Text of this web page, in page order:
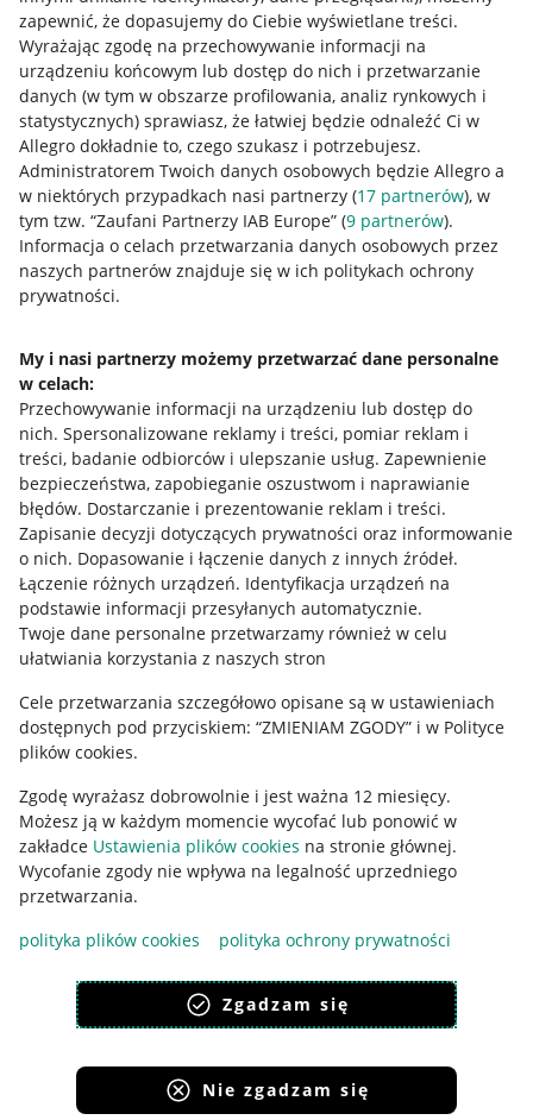
zapewnić, że dopasujemy do Ciebie wyświetlane treści.
Wyrażając zgodę na przechowywanie informacji na
urządzeniu końcowym lub dostęp do nich i przetwarzanie
danych (w tym w obszarze profilowania, analiz rynkowych i
statystycznych) sprawiasz, że łatwiej będzie odnaleźć Ci w
Allegro dokładnie to, czego szukasz i potrzebujesz.
Administratorem Twoich danych osobowych będzie Allegro a
w niektórych przypadkach nasi partnerzy (17 partnerów), w
tym tzw. “Zaufani Partnerzy IAB Europe” (9 partnerów).
Informacja o celach przetwarzania danych osobowych przez
naszych partnerów znajduje się w ich politykach ochrony
prywatności.
My i nasi partnerzy możemy przetwarzać dane personalne
w celach:
Przechowywanie informacji na urządzeniu lub dostęp do
nich. Spersonalizowane reklamy i treści, pomiar reklam i
treści, badanie odbiorców i ulepszanie usług. Zapewnienie
bezpieczeństwa, zapobieganie oszustwom i naprawianie
błędów. Dostarczanie i prezentowanie reklam i treści.
Zapisanie decyzji dotyczących prywatności oraz informowanie
o nich. Dopasowanie i łączenie danych z innych źródeł.
Łączenie różnych urządzeń. Identyfikacja urządzeń na
podstawie informacji przesyłanych automatycznie.
Twoje dane personalne przetwarzamy również w celu
ułatwiania korzystania z naszych stron
Cele przetwarzania szczegółowo opisane są w ustawieniach
dostępnych pod przyciskiem: “ZMIENIAM ZGODY” i w Polityce
plików cookies.
Zgodę wyrażasz dobrowolnie i jest ważna 12 miesięcy.
Możesz ją w każdym momencie wycofać lub ponowić w
zakładce Ustawienia plików cookies na stronie głównej.
Wycofanie zgody nie wpływa na legalność uprzedniego
przetwarzania.
polityka plików cookies
polityka ochrony prywatności
Zgadzam się
Nie zgadzam się
Przydatne informacje
Jak to działa
Allegro Gadane dla sprzedających
Allegro Gadane dla kupujących
Mapa miejscowości
Informacje prawne
Regulamin
Polityka plików "cookies"
Ustawienia plików "cookies"
Udostępnianie lokalizacji
Informacje dla Aktu o Usługach Cyfrowych
Pobierz aplikację
Korzystanie z serwisu oznacza akceptacjęregulaminu